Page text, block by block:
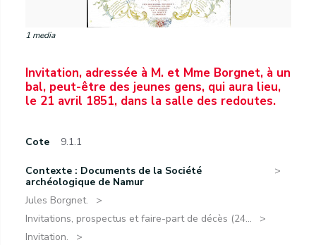
1 media
Invitation, adressée à M. et Mme Borgnet, à un
bal, peut-être des jeunes gens, qui aura lieu,
le 21 avril 1851, dans la salle des redoutes.
Cote 9.1.1
Contexte : Documents de la Société
archéologique de Namur
Jules Borgnet.
Invitations, prospectus et faire-part de décès (24...
Invitation.